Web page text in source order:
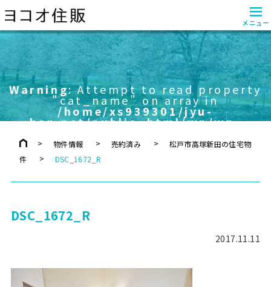
≡
メニュー
Warning: Attempt to read property
"cat_name" on array in
/home/xs939301/jyu-
han.net/public_html/wp/wp-
on line 757
物件情報 売約済み
松戸市高塚新田の住宅物
件
DSC_1672_R
DSC_1672_R
2017.11.11